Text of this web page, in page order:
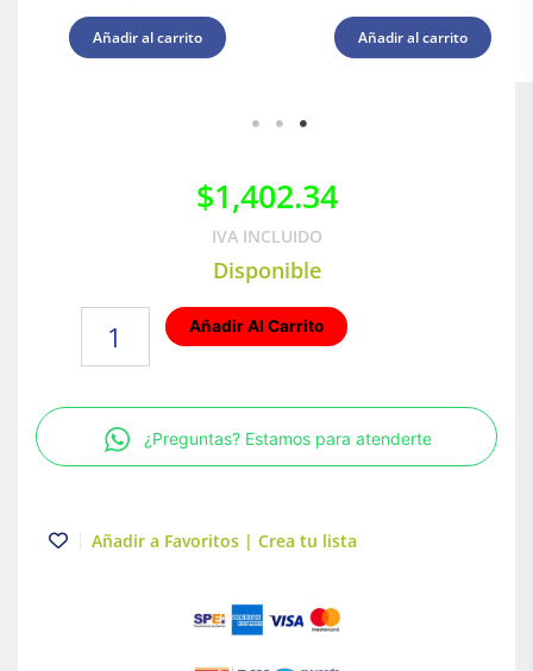
Añadir al carrito Añadir al carrito
$1,402.34
IVA INCLUIDO
Disponible
Tecnolite
Connect
cantidad
Añadir Al Carrito
¿Preguntas? Estamos para atenderte
Añadir a Favoritos | Crea tu lista